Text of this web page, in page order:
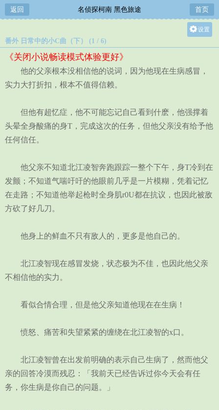
返回 名侦探柯南 黑色旅途 首页
设置
中
番外 日常中的小C曲（下） (1 / 6)
《关闭小说畅读模式体验更好》
他的父亲根本没相信他的说词，因为他现在生病感冒，
实力大打折扣，根本不值得信赖。
但他有超忆症，他不可能忘记自己看到什麽，他强撑着
头晕全身酸痛的身T，完成这次的任务，但他父亲没有给予他
任何信任。
他父亲不知道北江凌智奔跑跟踪一整个下午，身T冷到在
发颤；不知道气喘吁吁的他眼前几乎是一片模糊，凭着记忆
在走路；不知道他举起枪时全身肌r0U都在抗议，也因此被敌
方砍了好几刀。
他身上的鲜血不只有敌人的，更多是他自己的。
北江凌智现在感冒发烧，状态极为不佳，也因此他父亲
不相信他的实力。
看似合情合理，但是他父亲知道他现在在生病！
愤怒、痛苦和失望紧紧的缠绕在北江凌智的x口。
北江凌智曾在出发前明确的表示自己生病了，然而他父
亲的回答冷漠而残忍：「我前天已经告诉过你今天会有任
务，你生病是你自己的问题。」